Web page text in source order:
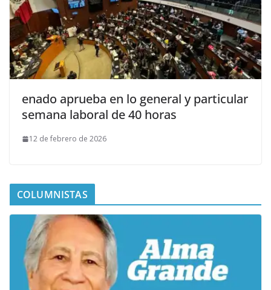
enado aprueba en lo general y particular
semana laboral de 40 horas
12 de febrero de 2026
COLUMNISTAS